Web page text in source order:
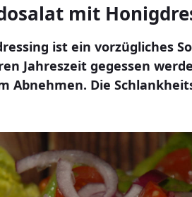
mit
ist ein vorzügliches
Jahreszeit gegessen
Abnehmen. Die